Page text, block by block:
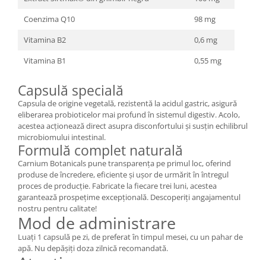
Coenzima Q10
98 mg
Vitamina B2
0,6 mg
Vitamina B1
0,55 mg
Capsulă specială
Capsula de origine vegetală, rezistentă la acidul gastric, asigură
eliberarea probioticelor mai profund în sistemul digestiv. Acolo,
acestea acționează direct asupra disconfortului și susțin echilibrul
microbiomului intestinal.
Formulă complet naturală
Carnium Botanicals pune transparența pe primul loc, oferind
produse de încredere, eficiente și ușor de urmărit în întregul
proces de producție. Fabricate la fiecare trei luni, acestea
garantează prospețime excepțională. Descoperiți angajamentul
nostru pentru calitate!
Mod de administrare
Luați 1 capsulă pe zi, de preferat în timpul mesei, cu un pahar de
apă. Nu depășiți doza zilnică recomandată.